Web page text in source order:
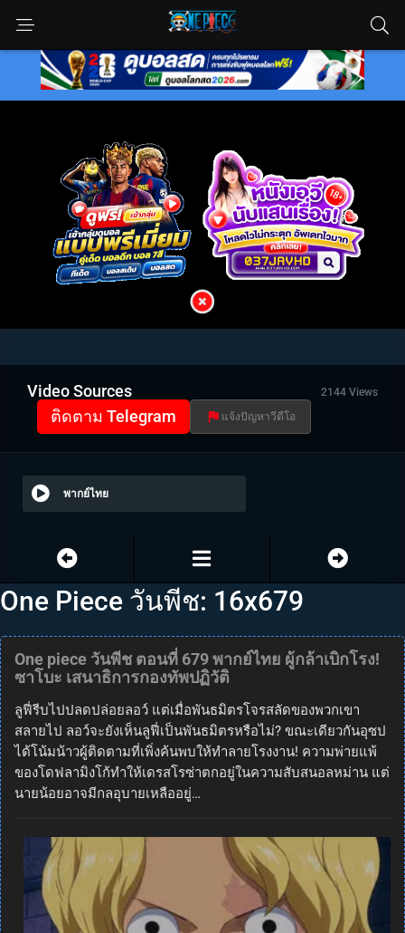
Video Sources 2144 Views
ติดตาม Telegram แจ้งปัญหาวีดีโอ
พากย์ไทย
One Piece วันพีช: 16x679
One piece วันพีช ตอนที่ 679 พากย์ไทย ผู้กล้าเบิกโรง!
ซาโบะ เสนาธิการกองทัพปฏิวัติ
ลูฟี่รีบไปปลดปล่อยลอว์ แต่เมื่อพันธมิตรโจรสลัดของพวกเขา
สลายไป ลอว์จะยังเห็นลูฟี่เป็นพันธมิตรหรือไม่? ขณะเดียวกันอุซป
ได้โน้มน้าวผู้ติดตามที่เพิ่งค้นพบให้ทำลายโรงงาน! ความพ่ายแพ้
ของโดฟลามิงโก้ทำให้เดรสโรซ่าตกอยู่ในความสับสนอลหม่าน แต่
นายน้อยอาจมีกลอุบายเหลืออยู่…